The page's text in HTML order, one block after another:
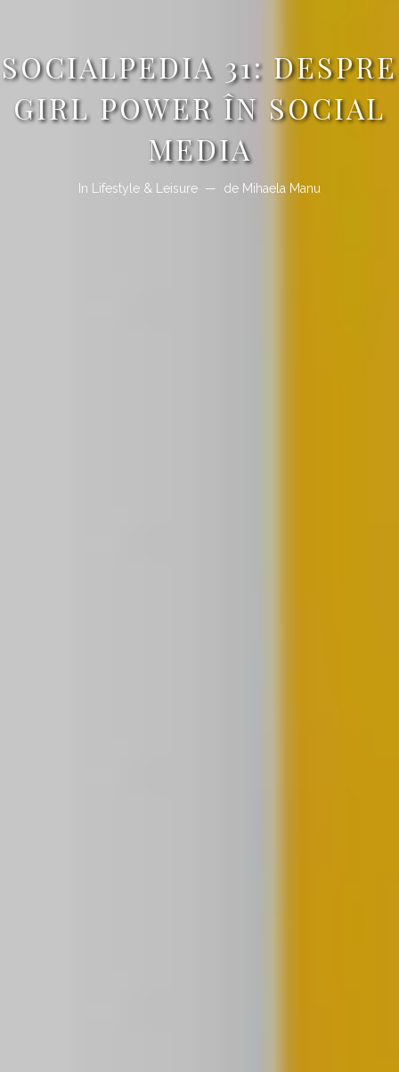
SOCIALPEDIA 31: DESPRE
GIRL POWER ÎN SOCIAL
MEDIA
In Lifestyle & Leisure de Mihaela Manu